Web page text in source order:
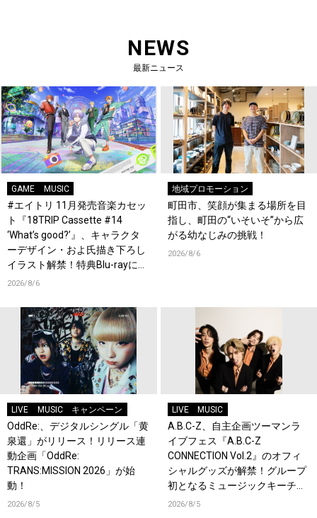
NEWS
最新ニュース
GAME MUSIC
#エイトリ 11月発売音楽カセッ
ト『18TRIP Cassette #14
‘What’s good?’』、キャラクタ
ーデザイン・およ氏描き下ろし
イラスト解禁！特典Blu-rayには
『HAMAツアーズ全体会議』が
2026/8/6
地域プロモーション
町田市、笑顔が集まる場所を目
指し、町田の“いそいそ”から広
がる幼なじみの挑戦！
2026/8/6
LIVE MUSIC キャンペーン
OddRe:、デジタルシングル「黄
泉還」がリリース！リリース連
動企画「OddRe:
TRANS:MISSION 2026」が始
動！
2026/8/5
LIVE MUSIC
A.B.C-Z、自主企画ツーマンラ
イブフェス『A.B.C-Z
CONNECTION Vol.2』のオフィ
シャルグッズが解禁！グループ
初となるミュージックキーチェ
ーンが登場！
2026/8/5